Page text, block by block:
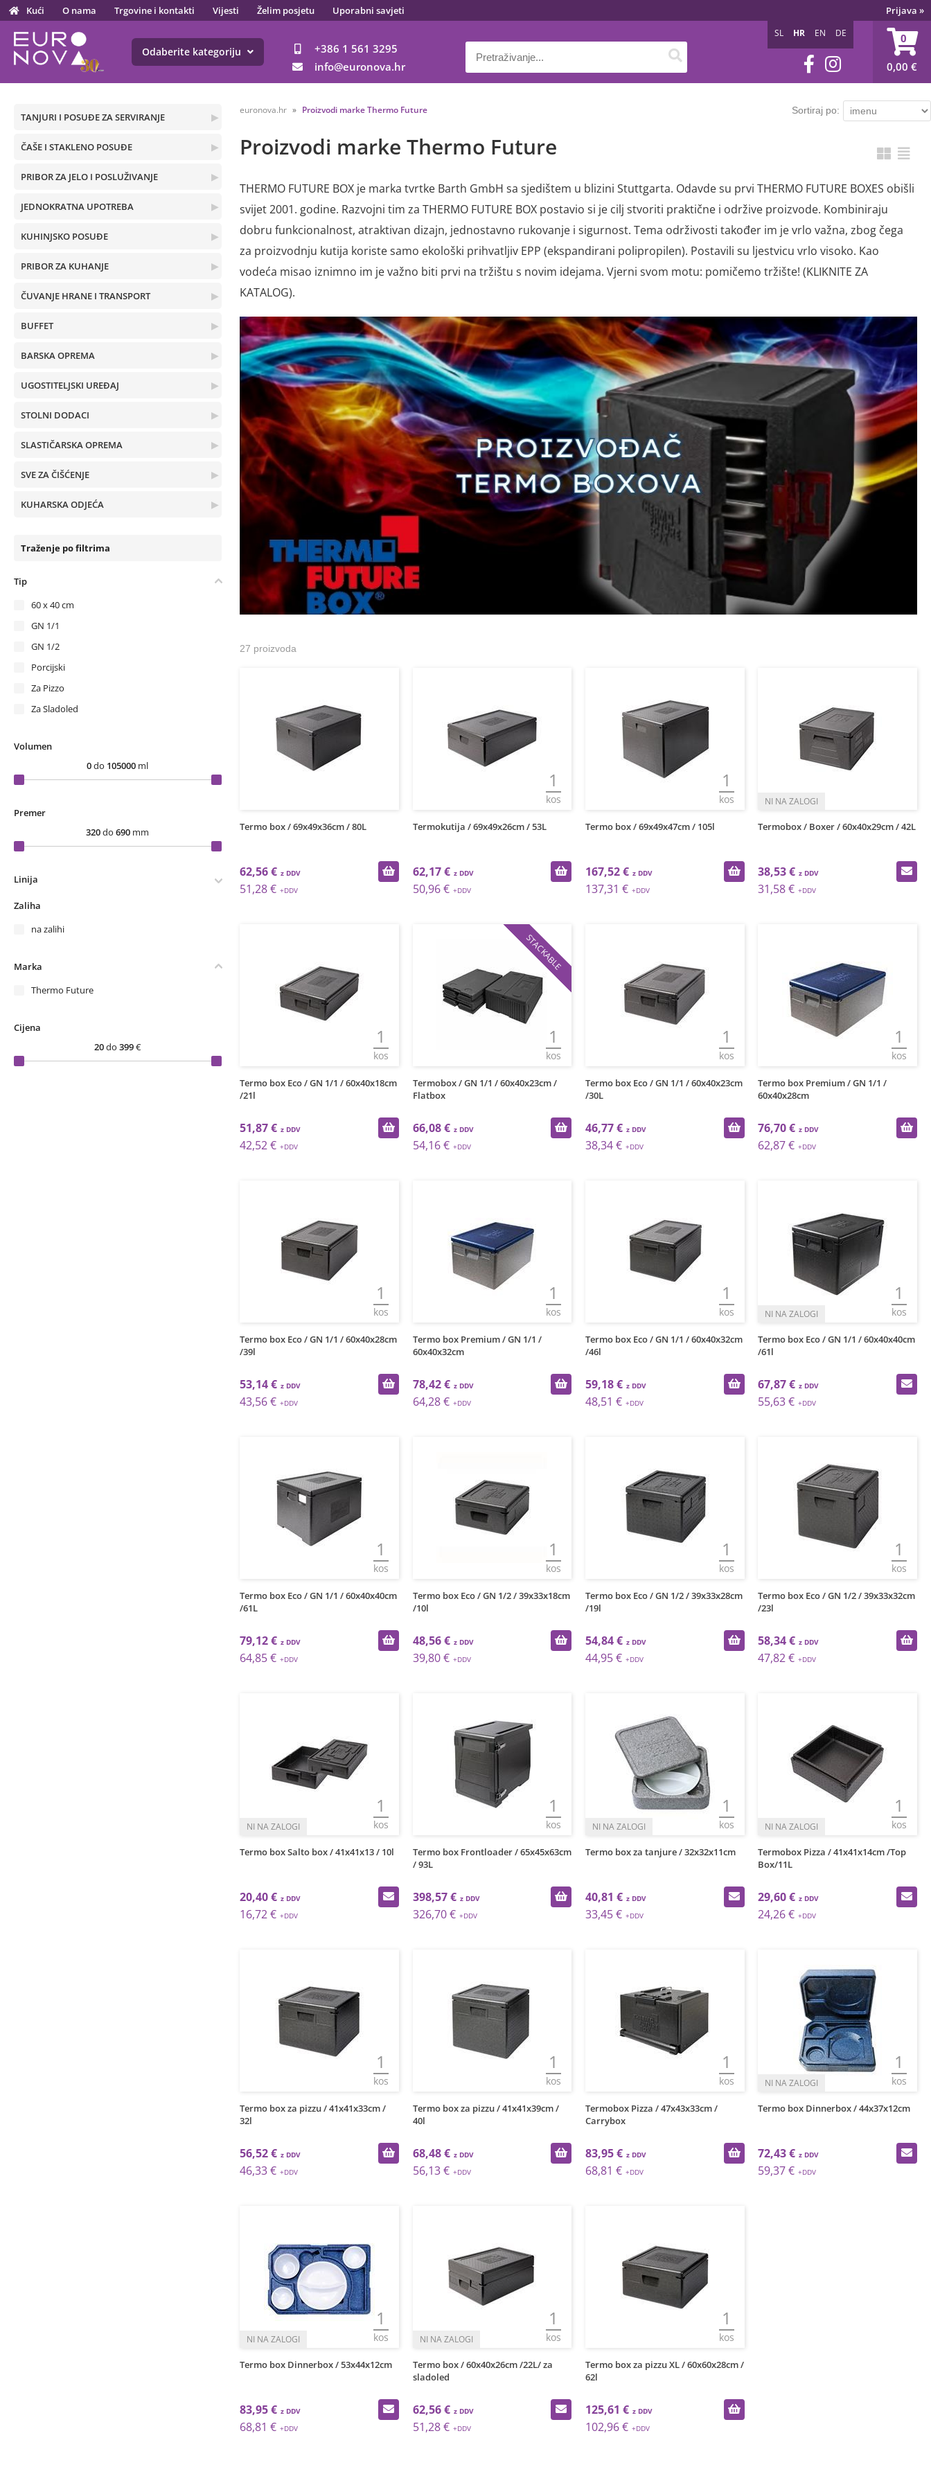
Kući O nama Trgovine i kontakti Vijesti Želim posjetu Uporabni savjeti Prijava »
+386 1 561 3295
info
euronova.hr
0
0,00 €
SL HR EN DE
Odaberite kategoriju
▶
TANJURI I POSUĐE ZA SERVIRANJE
▶
ČAŠE I STAKLENO POSUĐE
▶
PRIBOR ZA JELO I POSLUŽIVANJE
▶
JEDNOKRATNA UPOTREBA
▶
KUHINJSKO POSUĐE
▶
PRIBOR ZA KUHANJE
▶
ČUVANJE HRANE I TRANSPORT
▶
BUFFET
▶
BARSKA OPREMA
▶
UGOSTITELJSKI UREĐAJ
▶
STOLNI DODACI
▶
SLASTIČARSKA OPREMA
▶
SVE ZA ČIŠĆENJE
▶
KUHARSKA ODJEĆA
Traženje po filtrima
Tip
60 x 40 cm
GN 1/1
GN 1/2
Porcijski
Za Pizzo
Za Sladoled
Volumen
0do 105000 ml
Premer
320do690 mm
Linija
Zaliha
na zalihi
Marka
Thermo Future
Cijena
20do399€
euronova.hr Proizvodi marke Thermo Future Sortiraj po:
Proizvodi marke Thermo Future
THERMO FUTURE BOX je marka tvrtke Barth GmbH sa sjedištem u blizini Stuttgarta. Odavde su prvi THERMO FUTURE BOXES obišli
svijet 2001. godine. Razvojni tim za THERMO FUTURE BOX postavio si je cilj stvoriti praktične i održive proizvode. Kombiniraju
dobru funkcionalnost, atraktivan dizajn, jednostavno rukovanje i sigurnost. Tema održivosti također im je vrlo važna, zbog čega
za proizvodnju kutija koriste samo ekološki prihvatljiv EPP (ekspandirani polipropilen). Postavili su ljestvicu vrlo visoko. Kao
vodeća misao iznimno im je važno biti prvi na tržištu s novim idejama. Vjerni svom motu: pomičemo tržište! (KLIKNITE ZA
KATALOG).
27 proizvoda
Termo box / 69x49x36cm / 80L
62,56 €
51,28 €
1
kos
Termokutija / 69x49x26cm / 53L
62,17 €
50,96 €
1
kos
Termo box / 69x49x47cm / 105l
167,52 €
137,31 €
Termobox / Boxer / 60x40x29cm / 42L
38,53 €
31,58 €
1
kos
Termo box Eco / GN 1/1 / 60x40x18cm
/21l
51,87 €
42,52 €
1
kos
STACKABLE
Termobox / GN 1/1 / 60x40x23cm /
Flatbox
66,08 €
54,16 €
1
kos
Termo box Eco / GN 1/1 / 60x40x23cm
/30L
46,77 €
38,34 €
1
kos
Termo box Premium / GN 1/1 /
60x40x28cm
76,70 €
62,87 €
1
kos
Termo box Eco / GN 1/1 / 60x40x28cm
/39l
53,14 €
43,56 €
1
kos
Termo box Premium / GN 1/1 /
60x40x32cm
78,42 €
64,28 €
1
kos
Termo box Eco / GN 1/1 / 60x40x32cm
/46l
59,18 €
48,51 €
1
kos
Termo box Eco / GN 1/1 / 60x40x40cm
/61l
67,87 €
55,63 €
1
kos
Termo box Eco / GN 1/1 / 60x40x40cm
/61L
79,12 €
64,85 €
1
kos
Termo box Eco / GN 1/2 / 39x33x18cm
/10l
48,56 €
39,80 €
1
kos
Termo box Eco / GN 1/2 / 39x33x28cm
/19l
54,84 €
44,95 €
1
kos
Termo box Eco / GN 1/2 / 39x33x32cm
/23l
58,34 €
47,82 €
1
kos
Termo box Salto box / 41x41x13 / 10l
20,40 €
16,72 €
1
kos
Termo box Frontloader / 65x45x63cm
/ 93L
398,57 €
326,70 €
1
kos
Termo box za tanjure / 32x32x11cm
40,81 €
33,45 €
1
kos
Termobox Pizza / 41x41x14cm /Top
Box/11L
29,60 €
24,26 €
1
kos
Termo box za pizzu / 41x41x33cm /
32l
56,52 €
46,33 €
1
kos
Termo box za pizzu / 41x41x39cm /
40l
68,48 €
56,13 €
1
kos
Termobox Pizza / 47x43x33cm /
Carrybox
83,95 €
68,81 €
1
kos
Termo box Dinnerbox / 44x37x12cm
72,43 €
59,37 €
1
kos
Termo box Dinnerbox / 53x44x12cm
83,95 €
68,81 €
1
kos
Termo box / 60x40x26cm /22L/ za
sladoled
62,56 €
51,28 €
1
kos
Termo box za pizzu XL / 60x60x28cm /
62l
125,61 €
102,96 €